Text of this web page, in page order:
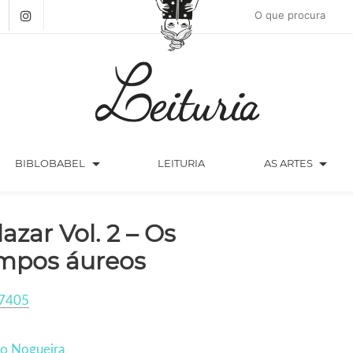
BIBLOBABEL arrow_drop_down LEITURIA AS ARTES arrow_drop_down
Vol. 2 – Os
áureos
Nogueira